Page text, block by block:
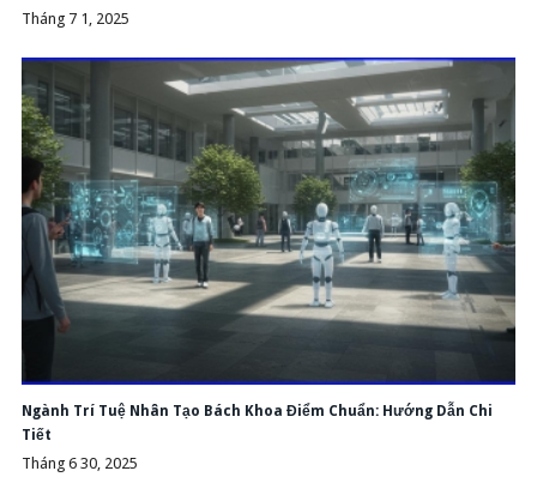
Tháng 7 1, 2025
Ngành Trí Tuệ Nhân Tạo Bách Khoa Điểm Chuẩn: Hướng Dẫn Chi
Tiết
Tháng 6 30, 2025